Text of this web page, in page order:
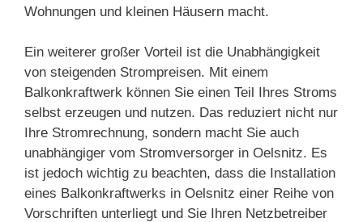
Wohnungen und kleinen Häusern macht.
Ein weiterer großer Vorteil ist die Unabhängigkeit
von steigenden Strompreisen. Mit einem
Balkonkraftwerk können Sie einen Teil Ihres Stroms
selbst erzeugen und nutzen. Das reduziert nicht nur
Ihre Stromrechnung, sondern macht Sie auch
unabhängiger vom Stromversorger in Oelsnitz. Es
ist jedoch wichtig zu beachten, dass die Installation
eines Balkonkraftwerks in Oelsnitz einer Reihe von
Vorschriften unterliegt und Sie Ihren Netzbetreiber